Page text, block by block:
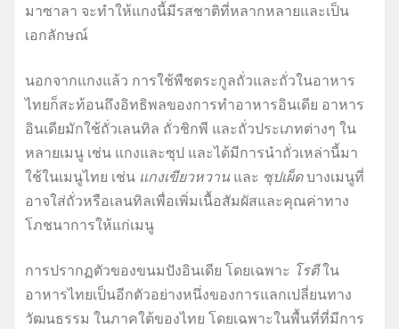
มาซาลา จะทำให้แกงนี้มีรสชาติที่หลากหลายและเป็น
เอกลักษณ์
นอกจากแกงแล้ว การใช้พืชตระกูลถั่วและถั่วในอาหาร
ไทยก็สะท้อนถึงอิทธิพลของการทำอาหารอินเดีย อาหาร
อินเดียมักใช้ถั่วเลนทิล ถั่วชิกพี และถั่วประเภทต่างๆ ใน
หลายเมนู เช่น แกงและซุป และได้มีการนำถั่วเหล่านี้มา
ใช้ในเมนูไทย เช่น แกงเขียวหวาน และ ซุปเผ็ดบางเมนูที่
อาจใส่ถั่วหรือเลนทิลเพื่อเพิ่มเนื้อสัมผัสและคุณค่าทาง
โภชนาการให้แก่เมนู
การปรากฏตัวของขนมปังอินเดีย โดยเฉพาะ โรตีใน
อาหารไทยเป็นอีกตัวอย่างหนึ่งของการแลกเปลี่ยนทาง
วัฒนธรรม ในภาคใต้ของไทย โดยเฉพาะในพื้นที่ที่มีการ